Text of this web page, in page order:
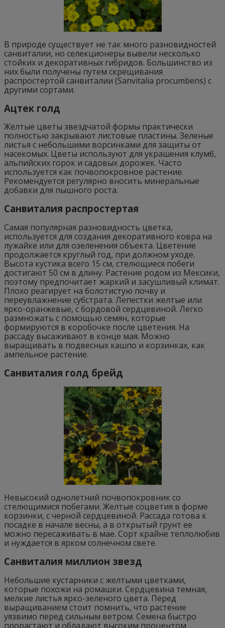
В природе существует не так много разновидностей
санвиталии, но селекционеры вывели несколько
стойких и декоративных гибридов. Большинство из
них были получены путем скрещивания
распростертой санвиталии (Sanvitalia procumbens) с
другими сортами.
Ацтек голд
Желтые цветы звездчатой формы практически
полностью закрывают листовые пластины. Зеленые
листья с небольшими ворсинками для защиты от
насекомых. Цветы используют для украшения клумб,
альпийских горок и садовых дорожек. Часто
используется как почвопокровное растение.
Рекомендуется регулярно вносить минеральные
добавки для пышного роста.
Санвиталия распростертая
Самая популярная разновидность цветка,
используется для создания декоративного ковра на
лужайке или для озеленения объекта. Цветение
продолжается круглый год, при должном уходе.
Высота кустика всего 15 см, стелющиеся побеги
достигают 50 см в длину. Растение родом из Мексики,
поэтому предпочитает жаркий и засушливый климат.
Плохо реагирует на болотистую почву и
переувлажнение субстрата. Лепестки желтые или
ярко-оранжевые, с бордовой сердцевиной. Легко
размножать с помощью семян, которые
формируются в коробочке после цветения. На
рассаду высаживают в конце мая. Можно
выращивать в подвесных кашпо и корзинках, как
ампельное растение.
Санвиталия голд брейд
Невысокий однолетний почвопокровник со
стелющимися побегами. Желтые соцветия в форме
корзинки, с черной сердцевиной. Рассада готова к
посадке в начале весны, а в открытый грунт ее
можно пересаживать в мае. Сорт крайне теплолюбив
и нуждается в ярком солнечном свете.
Санвиталия миллион звезд
Небольшие кустарники с желтыми цветками,
которые похожи на ромашки. Сердцевина темная,
мелкие листья ярко-зеленого цвета. Перед
выращиванием стоит помнить, что растение
уязвимо перед сильным ветром. Семена быстро
прорастают и обладают высоким процентом